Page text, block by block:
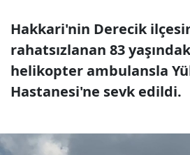
Hakkari'nin Derecik
rahatsızlanan 83
helikopter ambulansla
Hastanesi'ne sevk edildi.